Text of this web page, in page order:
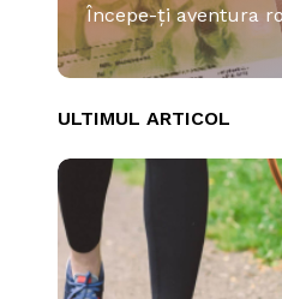
Începe-ți aventura
ULTIMUL ARTICOL